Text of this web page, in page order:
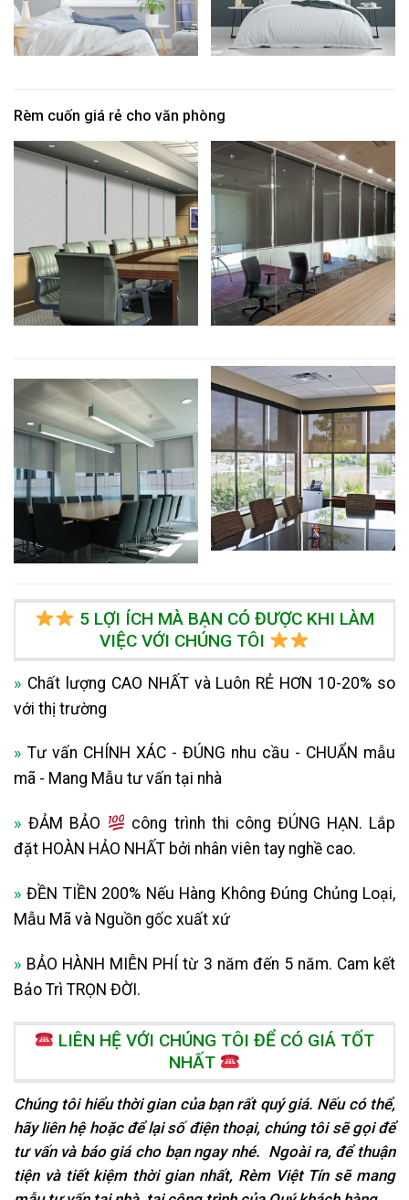
Rèm cuốn giá rẻ cho văn phòng
5 LỢI ÍCH MÀ BẠN CÓ ĐƯỢC KHI LÀM
VIỆC VỚI CHÚNG TÔI
» Chất lượng CAO NHẤT và Luôn RẺ HƠN 10-20% so
với thị trường
» Tư vấn CHÍNH XÁC - ĐÚNG nhu cầu - CHUẨN mẫu
mã - Mang Mẫu tư vấn tại nhà
»ĐẢM BẢO
công trình thi công ĐÚNG HẠN. Lắp
đặt HOÀN HẢO NHẤT bởi nhân viên tay nghề cao.
»ĐỀN TIỀN 200% Nếu Hàng Không Đúng Chủng Loại,
Mẫu Mã và Nguồn gốc xuất xứ
» BẢO HÀNH MIỄN PHÍ từ 3 năm đến 5 năm. Cam kết
Bảo Trì TRỌN ĐỜI.
LIÊN HỆ VỚI CHÚNG TÔI ĐỂ CÓ GIÁ TỐT
NHẤT
Chúng tôi hiểu thời gian của bạn rất quý giá. Nếu có thể,
hãy liên hệ hoặc để lại số điện thoại, chúng tôi sẽ gọi để
tư vấn và báo giá cho bạn ngay nhé. Ngoài ra, để thuận
tiện và tiết kiệm thời gian nhất, Rèm Việt Tín sẽ mang